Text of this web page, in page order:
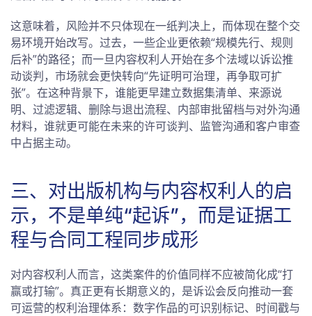
这意味着，风险并不只体现在一纸判决上，而体现在整个交
易环境开始改写。过去，一些企业更依赖“规模先行、规则
后补”的路径；而一旦内容权利人开始在多个法域以诉讼推
动谈判，市场就会更快转向“先证明可治理，再争取可扩
张”。在这种背景下，谁能更早建立数据集清单、来源说
明、过滤逻辑、删除与退出流程、内部审批留档与对外沟通
材料，谁就更可能在未来的许可谈判、监管沟通和客户审查
中占据主动。
三、对出版机构与内容权利人的启
示，不是单纯“起诉”，而是证据工
程与合同工程同步成形
对内容权利人而言，这类案件的价值同样不应被简化成“打
赢或打输”。真正更有长期意义的，是诉讼会反向推动一套
可运营的权利治理体系：数字作品的可识别标记、时间戳与